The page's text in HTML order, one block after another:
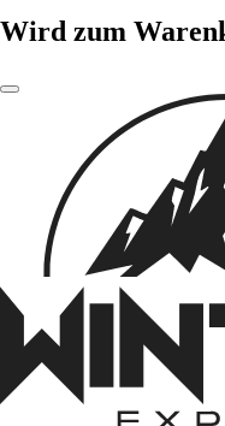
Wird zum